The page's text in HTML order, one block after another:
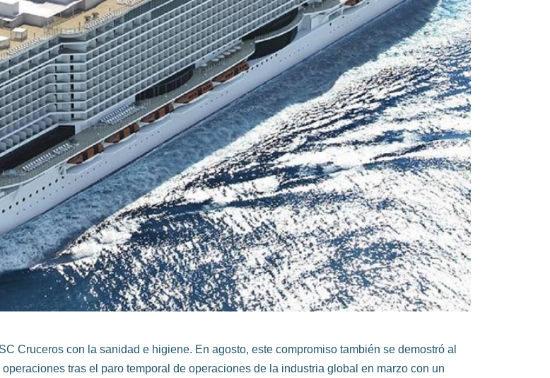
Cruceros con la sanidad e higiene. En agosto, este compromiso también se demostró al
tras el paro temporal de operaciones de la industria global en marzo con un